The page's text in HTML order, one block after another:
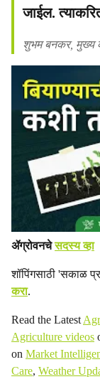
जाईल.
शुभम बनकर, मुख्य
ॲग्रोवनचेसदस्य व्हा
शॉपिंगसाठी 'सकाळ
करा.
Read the Latest
Agriculture videos
on Market
Care, Weather